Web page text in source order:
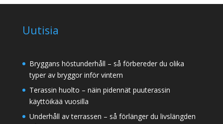
Uutisia
Bryggans höstunderhåll – så förbereder du olika
typer av bryggor inför vintern
Terassin huolto – näin pidennät puuterassin
käyttöikää vuosilla
Underhåll av terrassen – så förlänger du livslängden